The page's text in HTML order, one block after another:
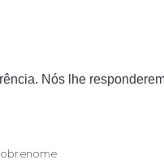
Nós lhe